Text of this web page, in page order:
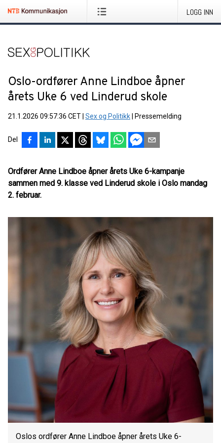
LOGG INN
Oslo-ordfører Anne Lindboe åpner
årets Uke 6 ved Linderud skole
21.1.2026 09:57:36 CET Sex og Politikk Pressemelding
Del
Ordfører Anne Lindboe åpner årets Uke 6-kampanje
sammen med 9. klasse ved Linderud skole i Oslo mandag
2. februar.
Oslos ordfører Anne Lindboe åpner årets Uke 6-